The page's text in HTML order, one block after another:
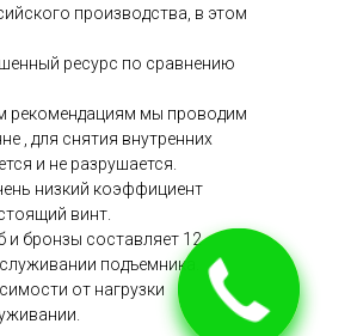
производства, в этом
ресурс по сравнению
рекомендациям мы проводим
, для снятия внутренних
и не разрушается.
низкий коэффициент
винт.
и бронзы составляет 12
подъемника.
от нагрузки